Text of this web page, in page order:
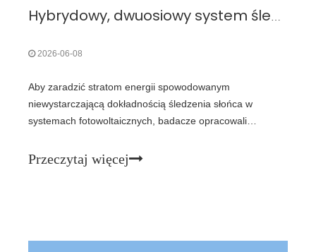
2026-06-08
Aby zaradzić stratom energii spowodowanym
niewystarczającą dokładnością śledzenia słońca w
systemach fotowoltaicznych, badacze opracowali
słońca (DASTS), który integruje pozycjonowanie GPS i
z systemami stacjonarnymi.
Przeczytaj więcej